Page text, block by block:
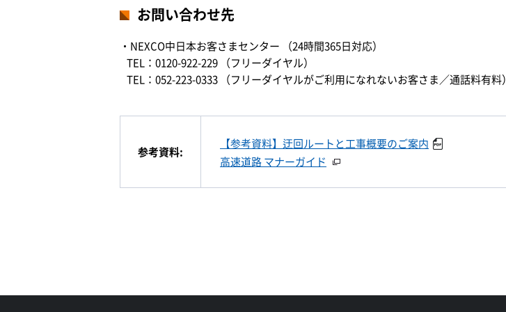
お問い合わせ先
・NEXCO中日本お客さまセンター （24時間365日対応）
TEL：0120-922-229 （フリーダイヤル）
TEL：052-223-0333 （フリーダイヤルがご利用になれないお客さま／通話料有料）
参考資料:
【参考資料】迂回ルートと工事概要のご案内
高速道路 マナーガイド